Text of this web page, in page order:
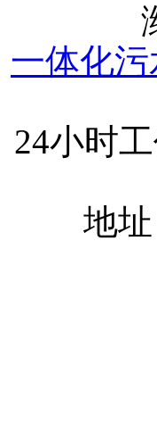
一体化
24小时
地